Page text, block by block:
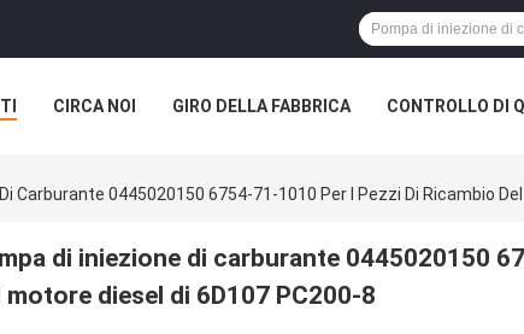
CIRCA NOI GIRO DELLA FABBRICA CONTROLLO DI
Carburante 0445020150 6754-71-1010 Per I Pezzi Di Ricambio
di iniezione di carburante 0445020150
motore diesel di 6D107 PC200-8